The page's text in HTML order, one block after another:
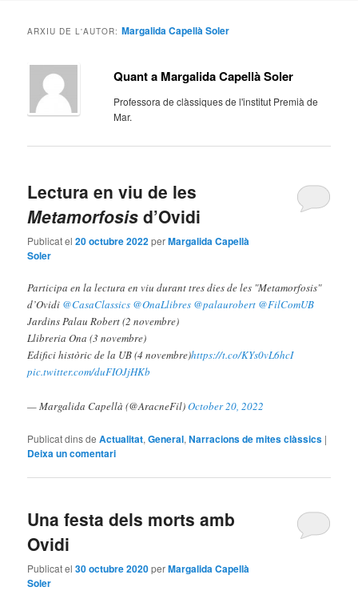
ARXIU DE L'AUTOR: Margalida Capellà Soler
Quant a Margalida Capellà Soler
Professora de clàssiques de l'institut Premià de
Mar.
Lectura en viu de les
Metamorfosis d’Ovidi
Publicat el20 octubre 2022perMargalida Capellà
Soler
Participa en la lectura en viu durant tres dies de les "Metamorfosis"
d’Ovidi @CasaClassics @OnaLlibres @palaurobert @FilComUB
Jardins Palau Robert (2 novembre)
Llibreria Ona (3 novembre)
Edifici històric de la UB (4 novembre)https://t.co/KYs0vL6hcI
pic.twitter.com/duFIOJjHKb
— Margalida Capellà (@AracneFil)October 20, 2022
Publicat dins de Actualitat,General,Narracions de mites clàssics |
Deixa un comentari
Una festa dels morts amb
Ovidi
Publicat el30 octubre 2020perMargalida Capellà
Soler